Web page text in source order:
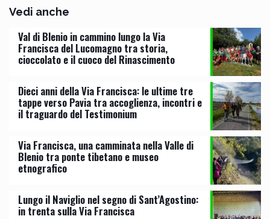
Vedi anche
Val di Blenio in cammino lungo la Via
Francisca del Lucomagno tra storia,
cioccolato e il cuoco del Rinascimento
Dieci anni della Via Francisca: le ultime tre
tappe verso Pavia tra accoglienza, incontri e
il traguardo del Testimonium
Via Francisca, una camminata nella Valle di
Blenio tra ponte tibetano e museo
etnografico
Lungo il Naviglio nel segno di Sant’Agostino:
in trenta sulla Via Francisca